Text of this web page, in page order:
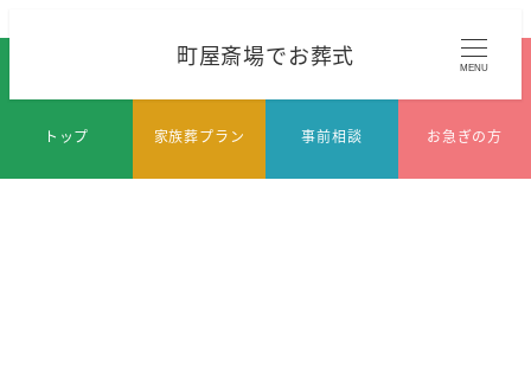
町屋斎場でお葬式 MENU
トップ 家族葬プラン 事前相談 お急ぎの方